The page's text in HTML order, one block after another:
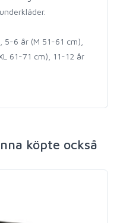
5-6 år (M 51-61 cm),
61-71 cm), 11-12 år
köpte också